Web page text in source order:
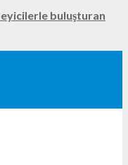
buluşturan